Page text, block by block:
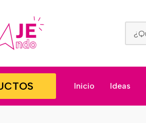
Inicio Ideas